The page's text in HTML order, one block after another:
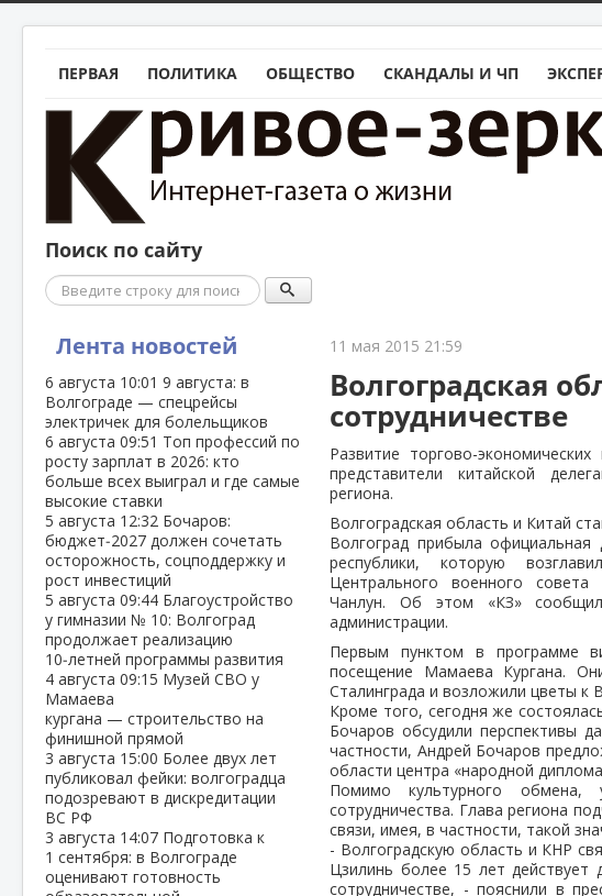
ПЕРВАЯ ПОЛИТИКА ОБЩЕСТВО СКАНДАЛЫ И ЧП
Поиск по сайту
Поиск
Лента новостей
6 августа 10:01 9 августа: в
Волгограде — спецрейсы
электричек для болельщиков
6 августа 09:51 Топ профессий по
росту зарплат в 2026: кто
больше всех выиграл и где самые
высокие ставки
5 августа 12:32 Бочаров:
бюджет‑2027 должен сочетать
осторожность, соцподдержку и
рост инвестиций
5 августа 09:44 Благоустройство
у гимназии № 10: Волгоград
продолжает реализацию
10‑летней программы развития
4 августа 09:15 Музей СВО у
Мамаева
кургана — строительство на
финишной прямой
3 августа 15:00 Более двух лет
публиковал фейки: волгоградца
подозревают в дискредитации
ВС РФ
3 августа 14:07 Подготовка к
1 сентября: в Волгограде
оценивают готовность
11 мая 2015 21:59
Волгоградская
сотрудничестве
Развитие торгово-
представители китайской
региона.
Волгоградская область и Китай
Волгоград прибыла официальная
республики, которую
Центрального военного
Чанлун. Об этом «КЗ»
администрации.
Первым пунктом в программе
посещение Мамаева Кургана.
Сталинграда и возложили цветы к
Кроме того, сегодня же
Бочаров обсудили перспективы
частности, Андрей Бочаров
области центра «народной
Помимо культурного обмена,
сотрудничества. Глава региона
связи, имея, в частности, такой
- Волгоградскую область и КНР
Цзилинь более 15 лет действует
сотрудничестве, - пояснили в